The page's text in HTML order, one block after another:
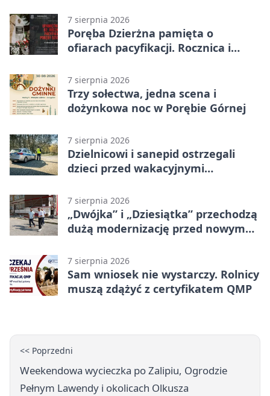
7 sierpnia 2026
Poręba Dzierżna pamięta o
ofiarach pacyfikacji. Rocznica i
7 sierpnia 2026
Trzy sołectwa, jedna scena i
dożynkowa noc w Porębie Górnej
7 sierpnia 2026
Dzielnicowi i sanepid ostrzegali
dzieci przed wakacyjnymi
7 sierpnia 2026
„Dwójka” i „Dziesiątka” przechodzą
dużą modernizację przed nowym
7 sierpnia 2026
Sam wniosek nie wystarczy. Rolnicy
muszą zdążyć z certyfikatem QMP
<< Poprzedni
Weekendowa wycieczka po Zalipiu, Ogrodzie
Pełnym Lawendy i okolicach Olkusza